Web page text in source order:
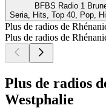
BFBS Radio 1
Seria, Hits, Top 40, Pop,
Plus de radios de
Plus de radios de
Plus de radios
Westphalie